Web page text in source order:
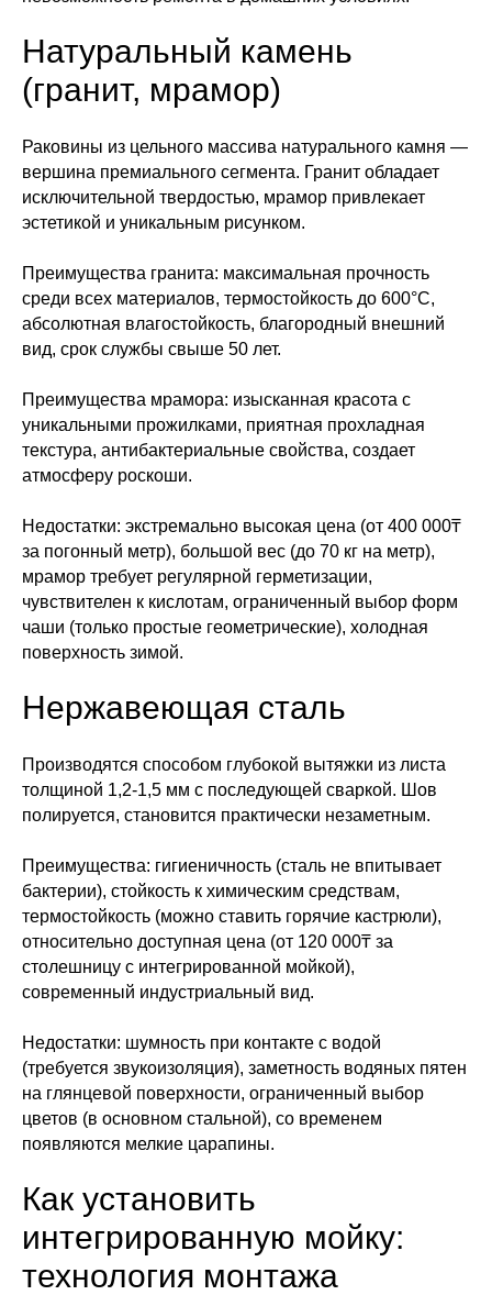
Натуральный камень
(гранит, мрамор)
Раковины из цельного массива натурального камня —
вершина премиального сегмента. Гранит обладает
исключительной твердостью, мрамор привлекает
эстетикой и уникальным рисунком.
Преимущества гранита: максимальная прочность
среди всех материалов, термостойкость до 600°C,
абсолютная влагостойкость, благородный внешний
вид, срок службы свыше 50 лет.
Преимущества мрамора: изысканная красота с
уникальными прожилками, приятная прохладная
текстура, антибактериальные свойства, создает
атмосферу роскоши.
Недостатки: экстремально высокая цена (от 400 000₸
за погонный метр), большой вес (до 70 кг на метр),
мрамор требует регулярной герметизации,
чувствителен к кислотам, ограниченный выбор форм
чаши (только простые геометрические), холодная
поверхность зимой.
Нержавеющая сталь
Производятся способом глубокой вытяжки из листа
толщиной 1,2-1,5 мм с последующей сваркой. Шов
полируется, становится практически незаметным.
Преимущества: гигиеничность (сталь не впитывает
бактерии), стойкость к химическим средствам,
термостойкость (можно ставить горячие кастрюли),
относительно доступная цена (от 120 000₸ за
столешницу с интегрированной мойкой),
современный индустриальный вид.
Недостатки: шумность при контакте с водой
(требуется звукоизоляция), заметность водяных пятен
на глянцевой поверхности, ограниченный выбор
цветов (в основном стальной), со временем
появляются мелкие царапины.
Как установить
интегрированную мойку:
технология монтажа